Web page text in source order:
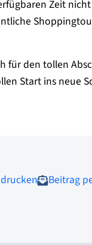
Zeit
für den tollen
Start ins neue
Beitrag